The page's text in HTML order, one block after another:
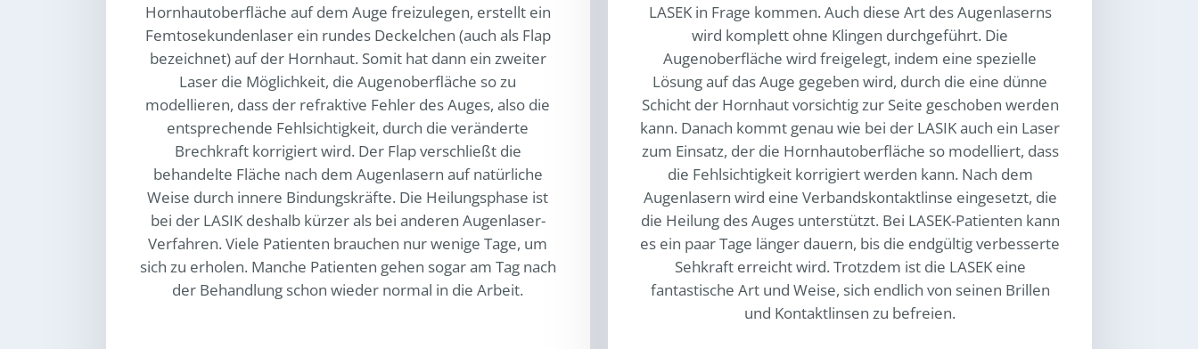
Hornhautoberfläche auf dem Auge freizulegen, erstellt ein
Femtosekundenlaser ein rundes Deckelchen (auch als Flap
bezeichnet) auf der Hornhaut. Somit hat dann ein zweiter
Laser die Möglichkeit, die Augenoberfläche so zu
modellieren, dass der refraktive Fehler des Auges, also die
entsprechende Fehlsichtigkeit, durch die veränderte
Brechkraft korrigiert wird. Der Flap verschließt die
behandelte Fläche nach dem Augenlasern auf natürliche
Weise durch innere Bindungskräfte. Die Heilungsphase ist
bei der LASIK deshalb kürzer als bei anderen Augenlaser-
Verfahren. Viele Patienten brauchen nur wenige Tage, um
sich zu erholen. Manche Patienten gehen sogar am Tag nach
der Behandlung schon wieder normal in die Arbeit.
LASEK in Frage kommen. Auch diese Art des Augenlaserns
wird komplett ohne Klingen durchgeführt. Die
Augenoberfläche wird freigelegt, indem eine spezielle
Lösung auf das Auge gegeben wird, durch die eine dünne
Schicht der Hornhaut vorsichtig zur Seite geschoben werden
kann. Danach kommt genau wie bei der LASIK auch ein Laser
zum Einsatz, der die Hornhautoberfläche so modelliert, dass
die Fehlsichtigkeit korrigiert werden kann. Nach dem
Augenlasern wird eine Verbandskontaktlinse eingesetzt, die
die Heilung des Auges unterstützt. Bei LASEK-Patienten kann
es ein paar Tage länger dauern, bis die endgültig verbesserte
Sehkraft erreicht wird. Trotzdem ist die LASEK eine
fantastische Art und Weise, sich endlich von seinen Brillen
und Kontaktlinsen zu befreien.